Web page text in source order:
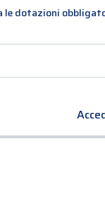
le dotazioni